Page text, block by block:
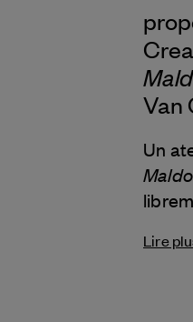
Van
Un
Lire